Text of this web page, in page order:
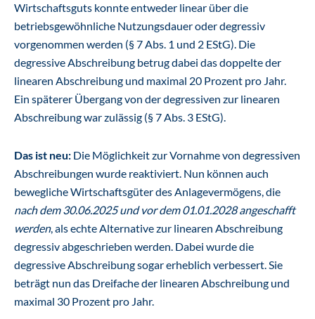
Wirtschaftsguts konnte entweder linear über die
betriebsgewöhnliche Nutzungsdauer oder degressiv
vorgenommen werden (§ 7 Abs. 1 und 2 EStG). Die
degressive Abschreibung betrug dabei das doppelte der
linearen Abschreibung und maximal 20 Prozent pro Jahr.
Ein späterer Übergang von der degressiven zur linearen
Abschreibung war zulässig (§ 7 Abs. 3 EStG).
Das ist neu: Die Möglichkeit zur Vornahme von degressiven
Abschreibungen wurde reaktiviert. Nun können auch
bewegliche Wirtschaftsgüter des Anlagevermögens, die
nach dem 30.06.2025 und vor dem 01.01.2028 angeschafft
werden, als echte Alternative zur linearen Abschreibung
degressiv abgeschrieben werden. Dabei wurde die
degressive Abschreibung sogar erheblich verbessert. Sie
beträgt nun das Dreifache der linearen Abschreibung und
maximal 30 Prozent pro Jahr.